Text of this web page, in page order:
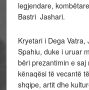
legjendare,
Bastri Jashari.
Kryetari i Dega
Spahiu, duke i uruar
bëri prezantimin e
kënaqësi të vecantë
shqipe, artit dhe